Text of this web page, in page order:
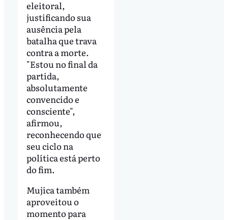
eleitoral,
justificando sua
ausência pela
batalha que trava
contra a morte.
"Estou no final da
partida,
absolutamente
convencido e
consciente",
afirmou,
reconhecendo que
seu ciclo na
política está perto
do fim.
Mujica também
aproveitou o
momento para